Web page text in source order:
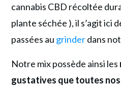
ou
Pack
Détente
cannabis CBD récoltée
plante séchée ), il s’agit ici
passées au grinderdans
Notre mix possède ainsi les
gustatives que toutes